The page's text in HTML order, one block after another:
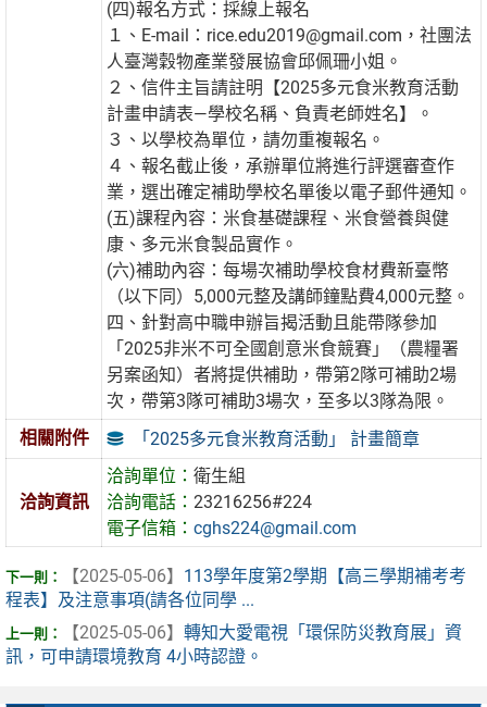
(四)報名方式：採線上報名
１、E-mail：rice.edu2019@gmail.com，社團法
人臺灣穀物產業發展協會邱佩珊小姐。
２、信件主旨請註明【2025多元食米教育活動
計畫申請表—學校名稱、負責老師姓名】。
３、以學校為單位，請勿重複報名。
４、報名截止後，承辦單位將進行評選審查作
業，選出確定補助學校名單後以電子郵件通知。
(五)課程內容：米食基礎課程、米食營養與健
康、多元米食製品實作。
(六)補助內容：每場次補助學校食材費新臺幣
（以下同）5,000元整及講師鐘點費4,000元整。
四、針對高中職申辦旨揭活動且能帶隊參加
「2025非米不可全國創意米食競賽」（農糧署
另案函知）者將提供補助，帶第2隊可補助2場
次，帶第3隊可補助3場次，至多以3隊為限。
相關附件
「2025多元食米教育活動」 計畫簡章
洽詢資訊
洽詢單位：衛生組
洽詢電話：23216256#224
電子信箱：cghs224@gmail.com
【2025-05-06】 113學年度第2學期【高三學期補考考
程表】及注意事項(請各位同學 ...
【2025-05-06】 轉知大愛電視「環保防災教育展」資
訊，可申請環境教育 4小時認證。